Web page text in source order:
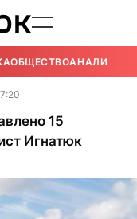
ОБЩЕСТВОАНАЛИТИКА
15
Игнатюк